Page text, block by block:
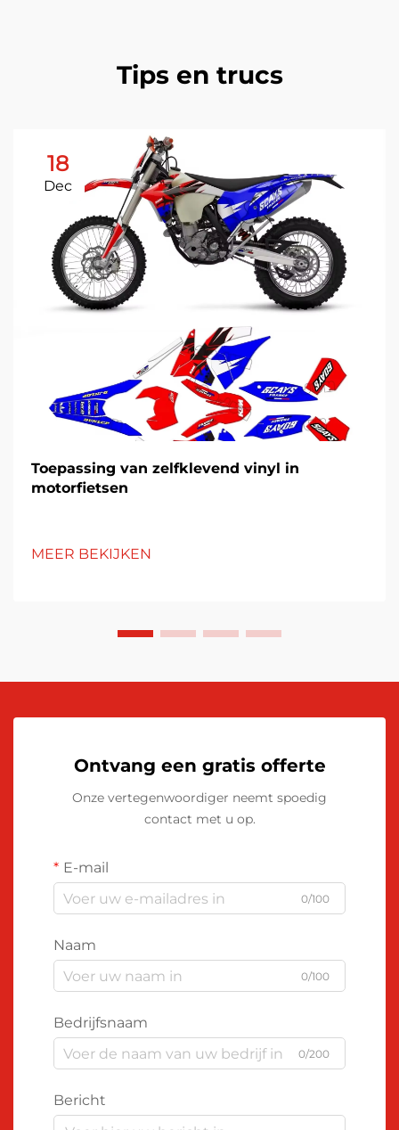
Tips en trucs
18
Dec
Toepassing van zelfklevend vinyl in
motorfietsen
MEER BEKIJKEN
Ontvang een gratis offerte
Onze vertegenwoordiger neemt spoedig
contact met u op.
E-mail
0/100
Naam
0/100
Bedrijfsnaam
0/200
Bericht